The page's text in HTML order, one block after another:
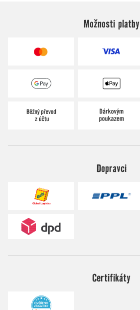
Možnosti platby
Dopravci
Certifikáty